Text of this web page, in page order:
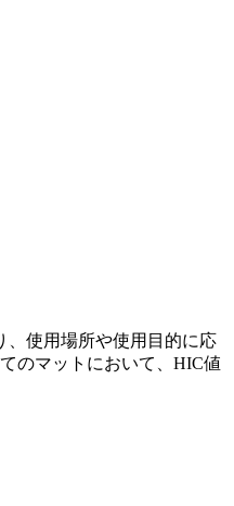
、使用場所や使用目的に応
のマットにおいて、HIC値